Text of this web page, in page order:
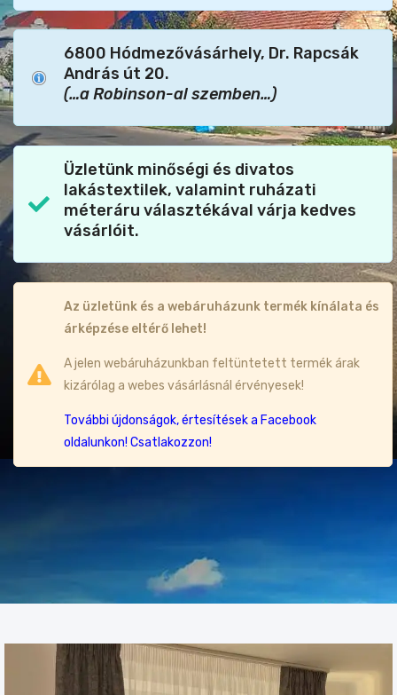
6800 Hódmezővásárhely, Dr. Rapcsák
András út 20.
(…a Robinson-al szemben…)
Üzletünk minőségi és divatos
lakástextilek, valamint ruházati
méteráru választékával várja kedves
vásárlóit.
Az üzletünk és a webáruházunk termék kínálata és
árképzése eltérő lehet!
A jelen webáruházunkban feltüntetett termék árak
kizárólag a webes vásárlásnál érvényesek!
További újdonságok, értesítések a Facebook
oldalunkon! Csatlakozzon!